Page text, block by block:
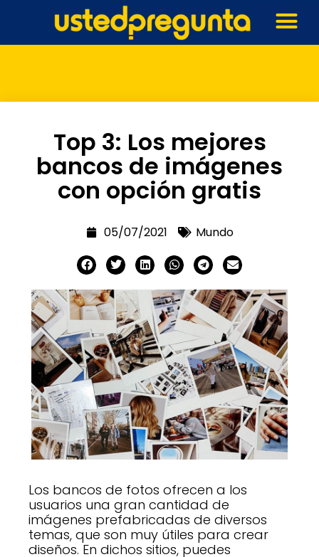
Top 3: Los mejores
bancos de imágenes
con opción gratis
05/07/2021 Mundo
Los bancos de fotos ofrecen a los
usuarios una gran cantidad de
imágenes prefabricadas de diversos
temas, que son muy útiles para crear
diseños. En dichos sitios, puedes